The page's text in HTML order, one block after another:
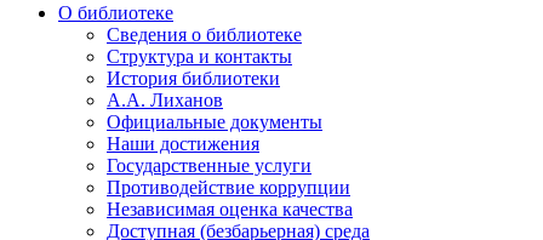
О библиотеке
Сведения о библиотеке
Структура и контакты
История библиотеки
А.А. Лиханов
Официальные документы
Наши достижения
Государственные услуги
Противодействие коррупции
Независимая оценка качества
Доступная (безбарьерная) среда